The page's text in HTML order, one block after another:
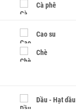
Cà phê
Cao su
Chè
Dầu - Hạt dầu